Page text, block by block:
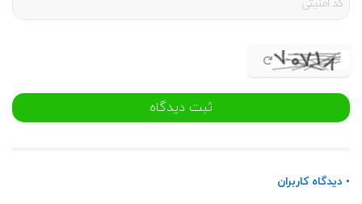
ثبت دیدگاه
• دیدگاه کاربران